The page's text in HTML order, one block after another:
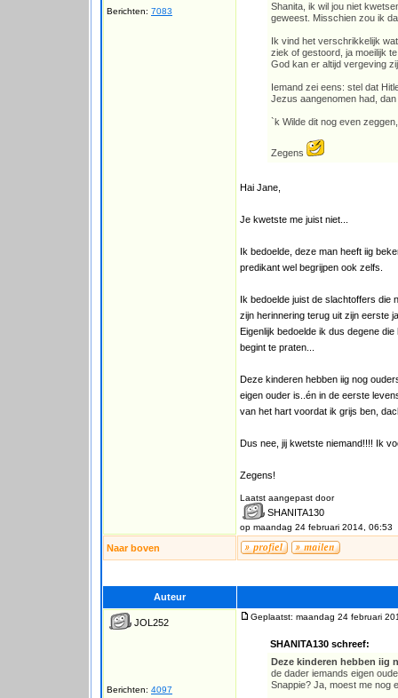
Berichten: 7083
Shanita, ik wil jou niet
geweest. Misschien zou ik
Ik vind het verschrikkelijk
ziek of gestoord, ja moeilijk
God kan er altijd vergeving
Iemand zei eens: stel dat
Jezus aangenomen had,
`k Wilde dit nog even
Zegens
Hai Jane,
Je kwetste me juist niet...
Ik bedoelde, deze man heeft iig
predikant wel begrijpen ook zelfs.
Ik bedoelde juist de slachtoffers die
zijn herinnering terug uit zijn eerste
Eigenlijk bedoelde ik dus degene
begint te praten...
Deze kinderen hebben iig nog
eigen ouder is..én in de eerste
van het hart voordat ik grijs ben,
Dus nee, jij kwetste niemand!!!! Ik
Zegens!
Laatst aangepast door
SHANITA130
op maandag 24 februari 2014, 06:53
Naar boven
Auteur
JOL252
Berichten: 4097
Geplaatst: maandag 24 februari
SHANITA130 schreef:
Deze kinderen hebben iig
de dader iemands eigen
Snappie? Ja, moest me nog